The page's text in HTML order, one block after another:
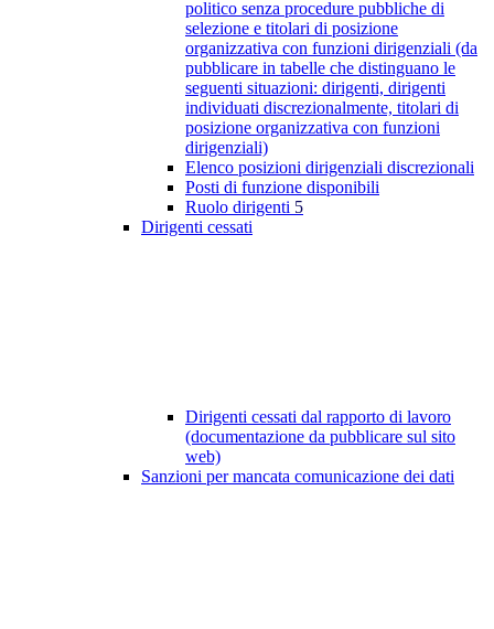
politico senza procedure pubbliche di
selezione e titolari di posizione
organizzativa con funzioni dirigenziali (da
pubblicare in tabelle che distinguano le
seguenti situazioni: dirigenti, dirigenti
individuati discrezionalmente, titolari di
posizione organizzativa con funzioni
dirigenziali)
Elenco posizioni dirigenziali discrezionali
Posti di funzione disponibili
Ruolo dirigenti 5
Dirigenti cessati
Dirigenti cessati dal rapporto di lavoro
(documentazione da pubblicare sul sito
web)
Sanzioni per mancata comunicazione dei dati